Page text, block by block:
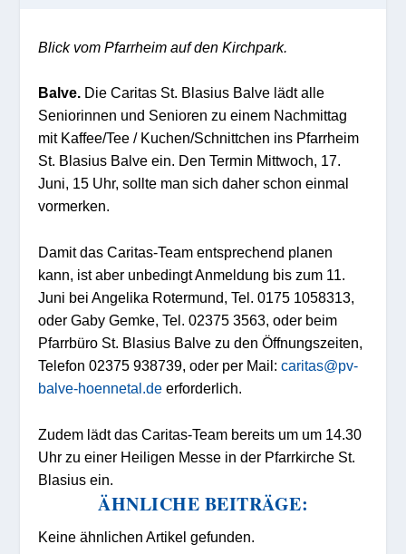
Blick vom Pfarrheim auf den Kirchpark.
Balve. Die Caritas St. Blasius Balve lädt alle
Seniorinnen und Senioren zu einem Nachmittag
mit Kaffee/Tee / Kuchen/Schnittchen ins Pfarrheim
St. Blasius Balve ein. Den Termin Mittwoch, 17.
Juni, 15 Uhr, sollte man sich daher schon einmal
vormerken.
Damit das Caritas-Team entsprechend planen
kann, ist aber unbedingt Anmeldung bis zum 11.
Juni bei Angelika Rotermund, Tel. 0175 1058313,
oder Gaby Gemke, Tel. 02375 3563, oder beim
Pfarrbüro St. Blasius Balve zu den Öffnungszeiten,
Telefon 02375 938739, oder per Mail:caritas@pv-
balve-hoennetal.de erforderlich.
Zudem lädt das Caritas-Team bereits um um 14.30
Uhr zu einer Heiligen Messe in der Pfarrkirche St.
Blasius ein.
ÄHNLICHE BEITRÄGE:
Keine ähnlichen Artikel gefunden.